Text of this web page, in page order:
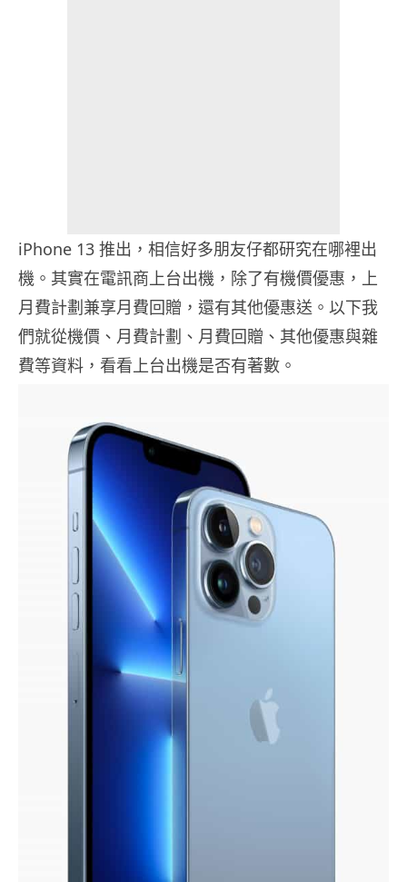
iPhone 13 推出，相信好多朋友仔都研究在哪裡出
機。其實在電訊商上台出機，除了有機價優惠，上
月費計劃兼享月費回贈，還有其他優惠送。以下我
們就從機價、月費計劃、月費回贈、其他優惠與雜
費等資料，看看上台出機是否有著數。